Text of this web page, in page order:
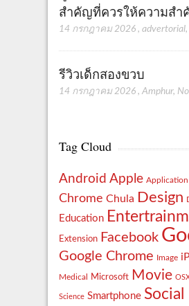
สำคัญที่ควรให้ความสำ
14 กรกฎาคม 2026 , advertorial,
รีวิวเด็กสองขวบ
14 กรกฎาคม 2026 , Amphur,
Tag Cloud
Android Apple Application
Chrome Chula Design
Education
Extension Facebook
Google Chrome Image
Medical Microsoft Movie
Science Smartphone